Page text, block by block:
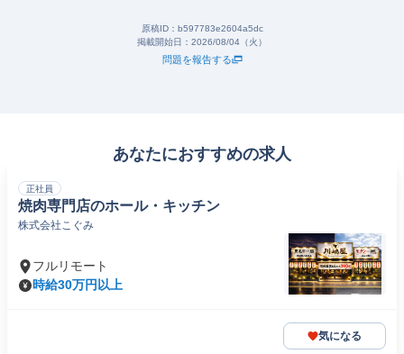
原稿ID： b597783e2604a5dc
掲載開始日： 2026/08/04（火）
問題を報告する
あなたにおすすめの求人
正社員
焼肉専門店のホール・キッチン
株式会社こぐみ
フルリモート
時給30万円以上
気になる